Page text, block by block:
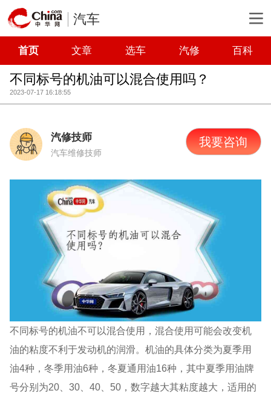
汽车
首页 文章 选车 汽修 百科
不同标号的机油可以混合使用吗？
2023-07-17 16:18:55
汽修技师
汽车维修技师
我要咨询
不同标号的机油不可以混合使用，混合使用可能会改变机
油的粘度不利于发动机的润滑。机油的具体分类为夏季用
油4种，冬季用油6种，冬夏通用油16种，其中夏季用油牌
号分别为20、30、40、50，数字越大其粘度越大，适用的